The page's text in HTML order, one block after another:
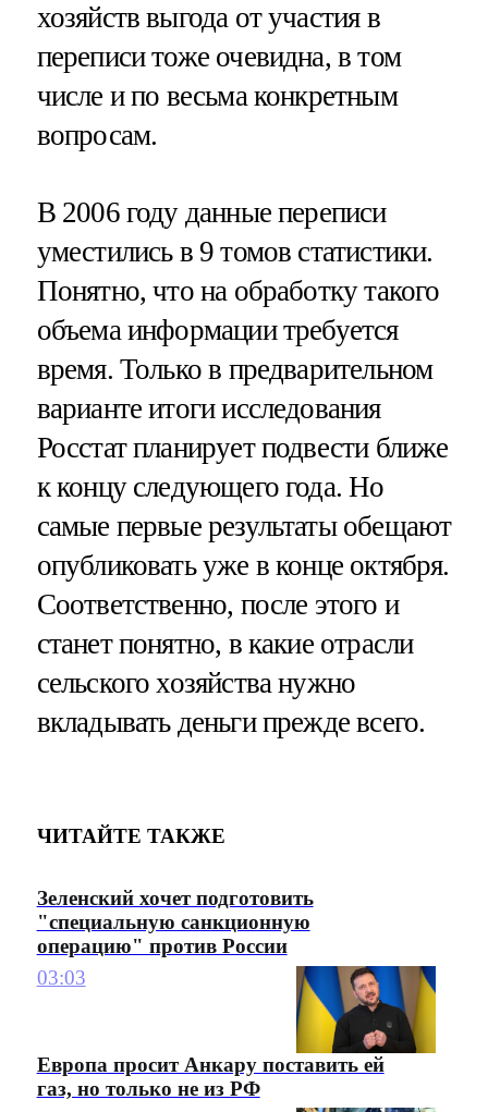
хозяйств выгода от участия в
переписи тоже очевидна, в том
числе и по весьма конкретным
вопросам.
В 2006 году данные переписи
уместились в 9 томов статистики.
Понятно, что на обработку такого
объема информации требуется
время. Только в предварительном
варианте итоги исследования
Росстат планирует подвести ближе
к концу следующего года. Но
самые первые результаты обещают
опубликовать уже в конце октября.
Соответственно, после этого и
станет понятно, в какие отрасли
сельского хозяйства нужно
вкладывать деньги прежде всего.
ЧИТАЙТЕ ТАКЖЕ
Зеленский хочет подготовить
"специальную санкционную
операцию" против России
03:03
Европа просит Анкару поставить ей
газ, но только не из РФ